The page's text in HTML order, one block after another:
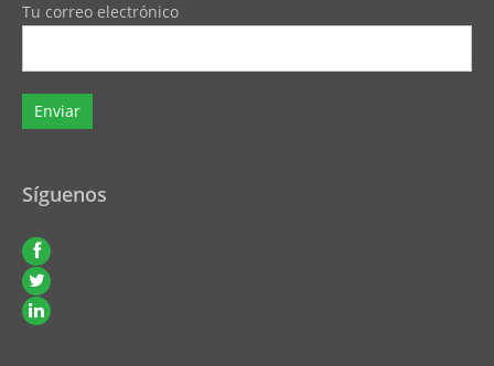
Tu correo electrónico
Síguenos